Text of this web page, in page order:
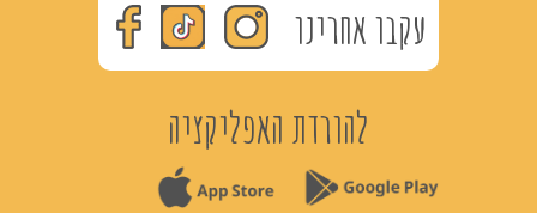
עקבו אחרינו
להורדת האפליקציה